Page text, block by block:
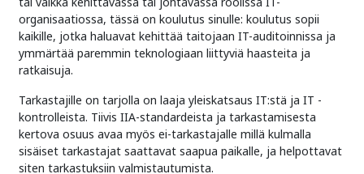
organisaatiossa, tässä on koulutus sinulle: koulutus sopii
kaikille, jotka haluavat kehittää taitojaan IT-auditoinnissa ja
ymmärtää paremmin teknologiaan liittyviä haasteita ja
ratkaisuja.
Tarkastajille on tarjolla on laaja yleiskatsaus IT:stä ja IT -
kontrolleista. Tiivis IIA-standardeista ja tarkastamisesta
kertova osuus avaa myös ei-tarkastajalle millä kulmalla
sisäiset tarkastajat saattavat saapua paikalle, ja helpottavat
siten tarkastuksiin valmistautumista.